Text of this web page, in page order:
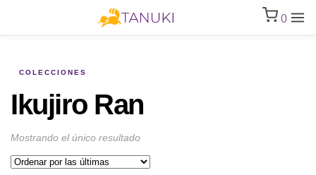
0
COLECCIONES
Ikujiro Ran
Mostrando el único resultado